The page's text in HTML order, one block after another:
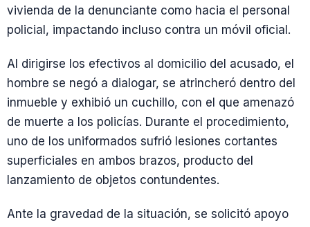
vivienda de la denunciante como hacia el personal
policial, impactando incluso contra un móvil oficial.
Al dirigirse los efectivos al domicilio del acusado, el
hombre se negó a dialogar, se atrincheró dentro del
inmueble y exhibió un cuchillo, con el que amenazó
de muerte a los policías. Durante el procedimiento,
uno de los uniformados sufrió lesiones cortantes
superficiales en ambos brazos, producto del
lanzamiento de objetos contundentes.
Ante la gravedad de la situación, se solicitó apoyo